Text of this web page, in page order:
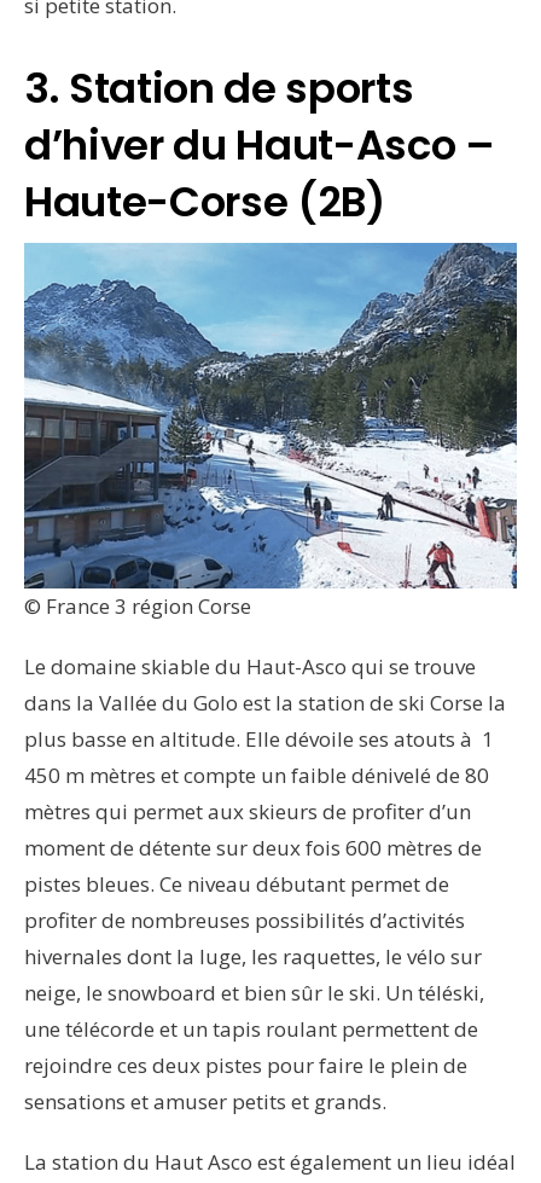
3. Station de sports
d’hiver du Haut-Asco –
Haute-Corse (2B)
© France 3 région Corse
Le domaine skiable du Haut-Asco qui se trouve
dans la Vallée du Golo est la station de ski Corse la
plus basse en altitude. Elle dévoile ses atouts à 1
450 m mètres et compte un faible dénivelé de 80
mètres qui permet aux skieurs de profiter d’un
moment de détente sur deux fois 600 mètres de
pistes bleues. Ce niveau débutant permet de
profiter de nombreuses possibilités d’activités
hivernales dont la luge, les raquettes, le vélo sur
neige, le snowboard et bien sûr le ski. Un téléski,
une télécorde et un tapis roulant permettent de
rejoindre ces deux pistes pour faire le plein de
sensations et amuser petits et grands.
La station du Haut Asco est également un lieu idéal